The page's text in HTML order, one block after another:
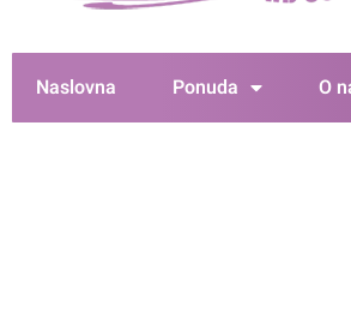
Naslovna Ponuda O